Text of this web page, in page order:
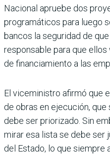
Nacional apruebe dos
programáticos para luego
bancos la seguridad de
responsable para que
de financiamiento a las
El viceministro afirmó que
de obras en ejecución, que
debe ser priorizado. Sin
mirar esa lista se debe ser
del Estado, lo que siempre